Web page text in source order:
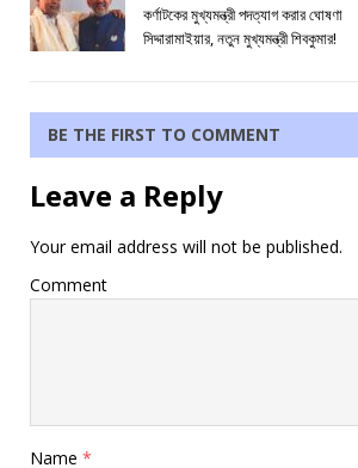
কর্ণাটকের মুখ্যমন্ত্রী পদত্যাগ করার ঘোষণা
সিদ্দারামাইয়ার, নতুন মুখ্যমন্ত্রী শিবকুমার!
BE THE FIRST TO COMMENT
Leave a Reply
Your email address will not be published.
Comment
Name *